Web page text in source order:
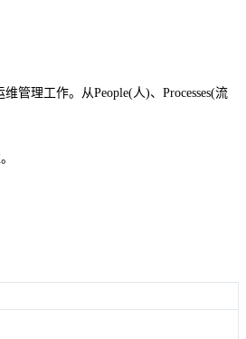
理工作。从People(人)、Processes(流